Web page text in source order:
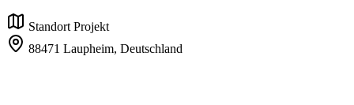
Standort Projekt
88471 Laupheim, Deutschland